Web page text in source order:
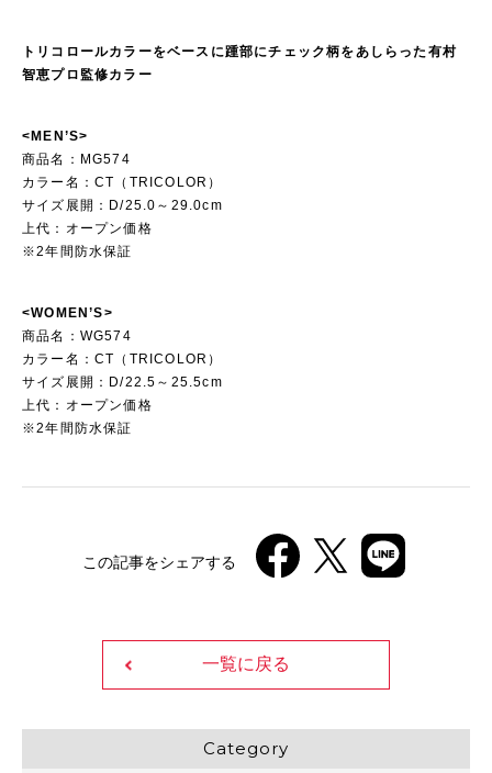
トリコロールカラーをベースに踵部にチェック柄をあしらった有村
智恵プロ監修カラー
<MEN’S>
商品名：MG574
カラー名：CT（TRICOLOR）
サイズ展開：D/25.0～29.0cm
上代：オープン価格
※2年間防水保証
<WOMEN’S>
商品名：WG574
カラー名：CT（TRICOLOR）
サイズ展開：D/22.5～25.5cm
上代：オープン価格
※2年間防水保証
この記事をシェアする
一覧に戻る
Category